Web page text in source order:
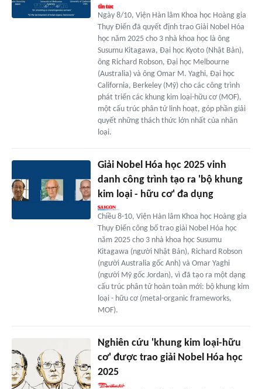
Ngày 8/10, Viện Hàn lâm Khoa học Hoàng gia
Thụy Điển đã quyết định trao Giải Nobel Hóa
học năm 2025 cho 3 nhà khoa học là ông
Susumu Kitagawa, Đại học Kyoto (Nhật Bản),
ông Richard Robson, Đại học Melbourne
(Australia) và ông Omar M. Yaghi, Đại học
California, Berkeley (Mỹ) cho các công trình
phát triển các khung kim loại-hữu cơ (MOF),
một cấu trúc phân tử linh hoạt, góp phần giải
quyết những thách thức lớn nhất của nhân
loại.
Giải Nobel Hóa học 2025 vinh
danh công trình tạo ra 'bộ khung
kim loại - hữu cơ' đa dụng
Chiều 8-10, Viện Hàn lâm Khoa học Hoàng gia
Thụy Điển công bố trao giải Nobel Hóa học
năm 2025 cho 3 nhà khoa học Susumu
Kitagawa (người Nhật Bản), Richard Robson
(người Australia gốc Anh) và Omar Yaghi
(người Mỹ gốc Jordan), vì đã tạo ra một dạng
cấu trúc phân tử hoàn toàn mới: bộ khung kim
loại - hữu cơ (metal-organic frameworks,
MOF).
Nghiên cứu 'khung kim loại-hữu
cơ' được trao giải Nobel Hóa học
2025